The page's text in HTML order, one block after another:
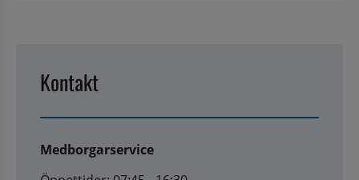
Kontakt
Medborgarservice